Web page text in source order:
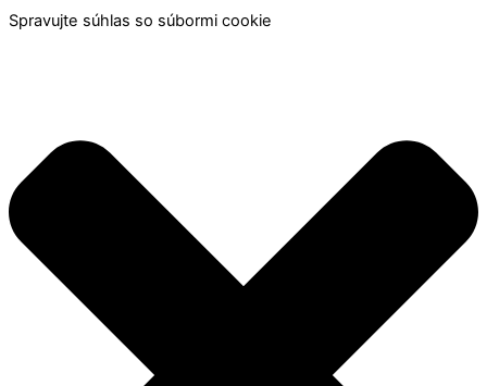
Spravujte súhlas so súbormi cookie